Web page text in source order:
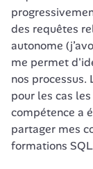
des requêtes
autonome
me permet
nos processus.
pour les cas
compétence a
partager mes
formations